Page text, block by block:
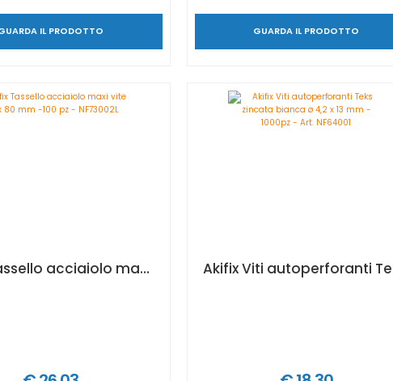
IL PRODOTTO GUARDA IL PRODOTTO
Akifix Tassello acciaiolo maxi vite ø 9 x 80 mm -100 pz - NF73002L